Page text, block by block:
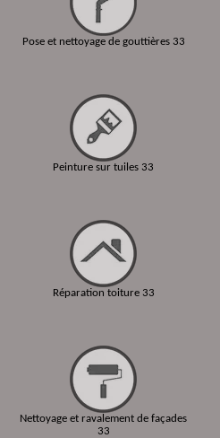
Pose et nettoyage de gouttières 33
Peinture sur tuiles 33
Réparation toiture 33
Nettoyage et ravalement de façades
33